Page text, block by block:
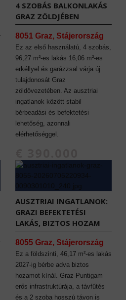
4 SZOBÁS BALKONLAKÁS
GRAZ ZÖLDJÉBEN
8051 Graz, Stájerország
Ez az első használatú, 4 szobás,
96,27 m²-es lakás 16,06 m²-es
erkéllyel és garázzsal várja új
tulajdonosát Graz
zöldövezetében. Az ausztriai
ingatlanok között stabil
bérbeadási és befektetési
lehetőség, azonnali
elérhetőséggel.
(Nettó)
AUSZTRIAI INGATLANOK:
GRAZI BEFEKTETÉSI
LAKÁS, BIZTOS HOZAM
8055 Graz, Stájerország
Ez a földszinti, 46,17 m²-es lakás
2027-ig bérbe adva biztos
hozamot kínál. Graz-Puntigam
erős infrastruktúrája, a távfűtés
és a 2 szoba hosszú távon is